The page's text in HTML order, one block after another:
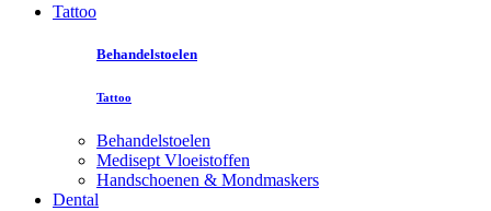
Tattoo
Behandelstoelen
Tattoo
Behandelstoelen
Medisept Vloeistoffen
Handschoenen & Mondmaskers
Dental